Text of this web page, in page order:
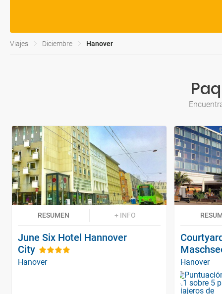
Viajes Diciembre Hanover
RESUMEN + INFO
June Six Hotel Hannover
City
Hanover Hanover